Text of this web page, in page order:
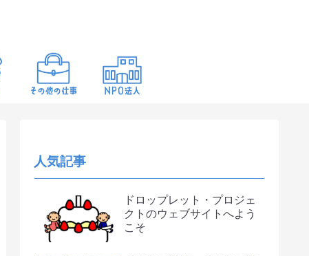
人気記事
ドロップレット・プロジェ
クトのウェブサイトへよう
こそ